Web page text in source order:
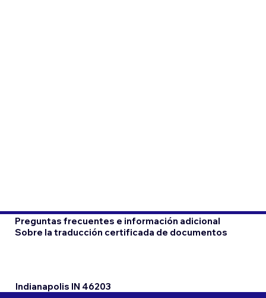
Preguntas frecuentes e información adicional
Sobre la traducción certificada de documentos
Indianapolis IN 46203